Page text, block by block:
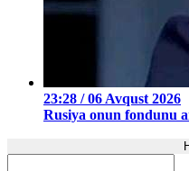
23:28 / 06 Avqust 2026
Rusiya onun fondunu